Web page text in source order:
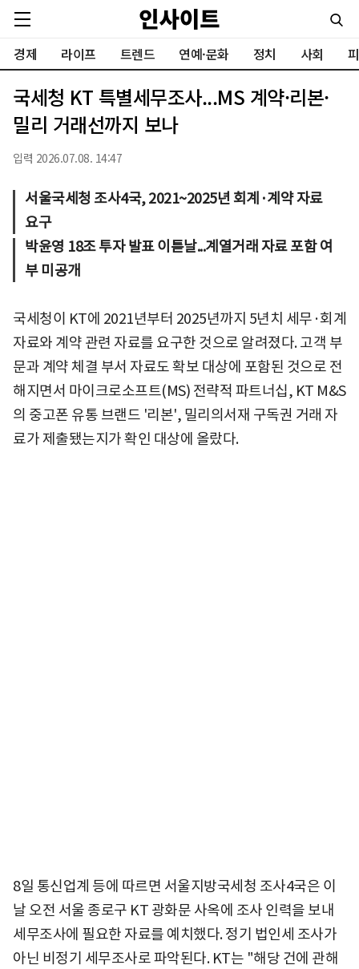
경제 라이프 트렌드 연예·문화 정치 사회
국세청 KT 특별세무조사...MS 계약·리본·
밀리 거래선까지 보나
입력 2026.07.08. 14:47
서울국세청 조사4국, 2021~2025년 회계·계약 자료
요구
박윤영 18조 투자 발표 이튿날...계열거래 자료 포함 여
부 미공개
국세청이 KT에 2021년부터 2025년까지 5년치 세무·회계
자료와 계약 관련 자료를 요구한 것으로 알려졌다. 고객 부
문과 계약 체결 부서 자료도 확보 대상에 포함된 것으로 전
해지면서 마이크로소프트(MS) 전략적 파트너십, KT M&S
의 중고폰 유통 브랜드 '리본', 밀리의서재 구독권 거래 자
료가 제출됐는지가 확인 대상에 올랐다.
8일 통신업계 등에 따르면 서울지방국세청 조사4국은 이
날 오전 서울 종로구 KT 광화문 사옥에 조사 인력을 보내
세무조사에 필요한 자료를 예치했다. 정기 법인세 조사가
아닌 비정기 세무조사로 파악된다. KT는 "해당 건에 관해